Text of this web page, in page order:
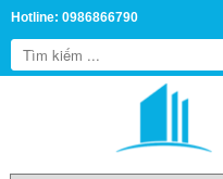
Hotline: 0986866790